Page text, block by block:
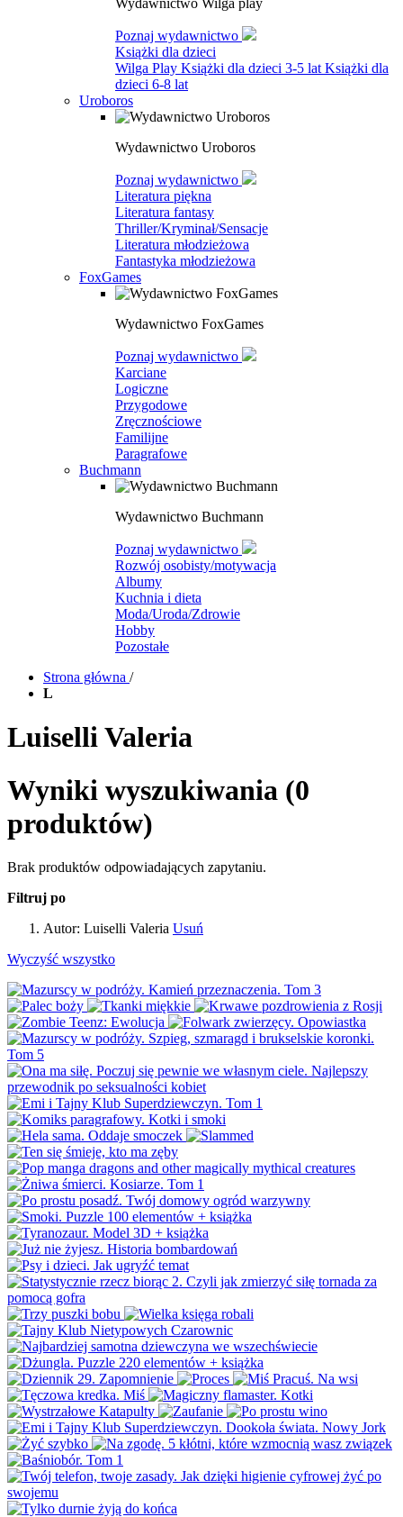
Wydawnictwo Wilga play
Poznaj wydawnictwo
Książki dla dzieci
Wilga Play Książki dla dzieci 3-5 lat Książki dla
dzieci 6-8 lat
Uroboros
Wydawnictwo Uroboros
Poznaj wydawnictwo
Literatura piękna
Literatura fantasy
Thriller/Kryminał/Sensacje
Literatura młodzieżowa
Fantastyka młodzieżowa
FoxGames
Wydawnictwo FoxGames
Poznaj wydawnictwo
Karciane
Logiczne
Przygodowe
Zręcznościowe
Familijne
Paragrafowe
Buchmann
Wydawnictwo Buchmann
Poznaj wydawnictwo
Rozwój osobisty/motywacja
Albumy
Kuchnia i dieta
Moda/Uroda/Zdrowie
Hobby
Pozostałe
Strona główna /
L
Luiselli Valeria
Wyniki wyszukiwania (0
produktów)
Brak produktów odpowiadających zapytaniu.
Filtruj po
Autor: Luiselli Valeria Usuń
Wyczyść wszystko